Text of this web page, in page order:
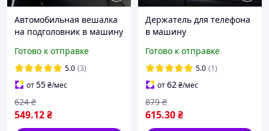
Автомобильная вешалка
на подголовник в машину
Готово к отправке
5.0 (3)
от55₴/мес
549.12₴
624 ₴
Держатель для телефона
в машину
держатель для телефона
с беспроводной зарядкой
А18 автодержатель для
айфона
Готово к отправке
5.0 (1)
от62₴/мес
615.30₴
879 ₴